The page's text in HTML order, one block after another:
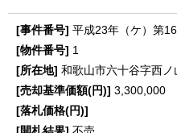
平成23年（ケ）第
1
和歌山市六十谷字西ノ
3,300,000